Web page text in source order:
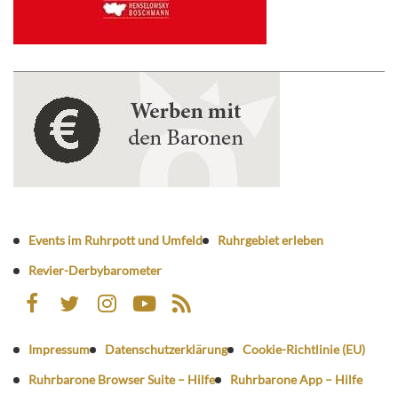
Events im Ruhrpott und Umfeld
Ruhrgebiet erleben
Revier-Derbybarometer
Impressum Datenschutzerklärung
Cookie-Richtlinie (EU)
Ruhrbarone Browser Suite – Hilfe
Ruhrbarone App – Hilfe